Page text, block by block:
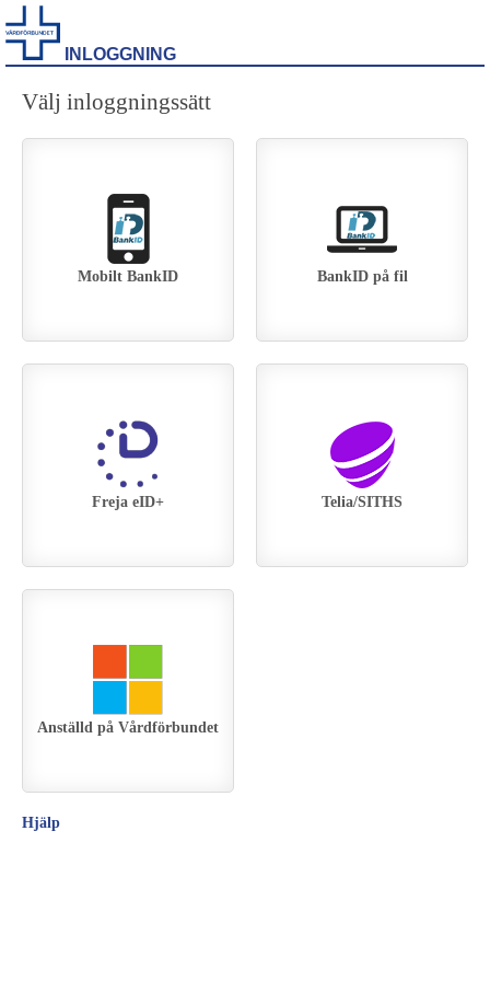
INLOGGNING
Välj inloggningssätt
Mobilt BankID BankID på fil
Telia/SITHS
Anställd på Vårdförbundet
Freja eID+
Hjälp